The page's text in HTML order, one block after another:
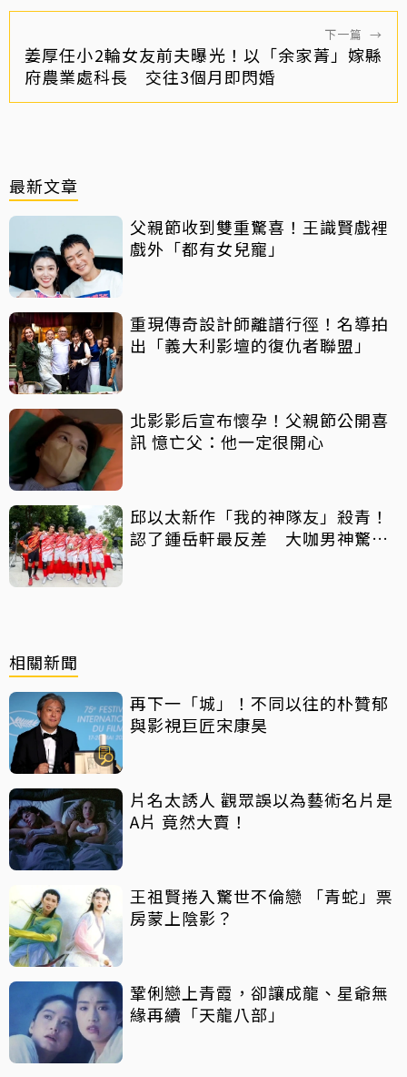
下一篇 →
姜厚任小2輪女友前夫曝光！以「余家菁」嫁縣
府農業處科長 交往3個月即閃婚
最新文章
父親節收到雙重驚喜！王識賢戲裡
戲外「都有女兒寵」
重現傳奇設計師離譜行徑！名導拍
出「義大利影壇的復仇者聯盟」
北影影后宣布懷孕！父親節公開喜
訊 憶亡父：他一定很開心
邱以太新作「我的神隊友」殺青！
認了鍾岳軒最反差 大咖男神驚喜
相關新聞
再下一「城」！不同以往的朴贊郁
與影視巨匠宋康昊
片名太誘人 觀眾誤以為藝術名片是
A片 竟然大賣！
王祖賢捲入驚世不倫戀 「青蛇」票
房蒙上陰影？
鞏俐戀上青霞，卻讓成龍、星爺無
緣再續「天龍八部」